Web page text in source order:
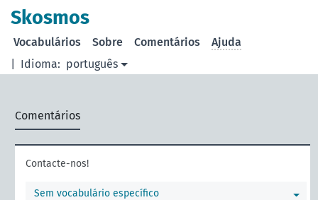
principal
Skosmos
Idioma: português
Vocabulários Sobre Comentários Ajuda
Comentários
Contacte-nos!
Sem vocabulário específico